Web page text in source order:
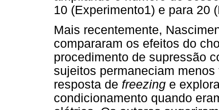
10 (Experimento1) e para 20
Mais recentemente,
compararam os efeitos do
procedimento de supressão
sujeitos permaneciam
resposta de freezing e
condicionamento quando